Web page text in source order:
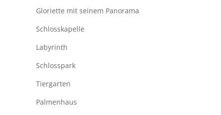
Gloriette mit seinem Panorama
Schlosskapelle
Labyrinth
Schlosspark
Tiergarten
Palmenhaus